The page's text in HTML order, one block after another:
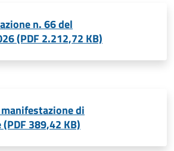
n. 66 del
(PDF 2.212,72 KB)
di
389,42 KB)